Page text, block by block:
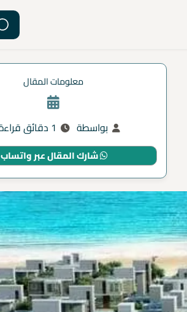
معلومات المقال
بواسطة
شارك المقال عبر واتساب